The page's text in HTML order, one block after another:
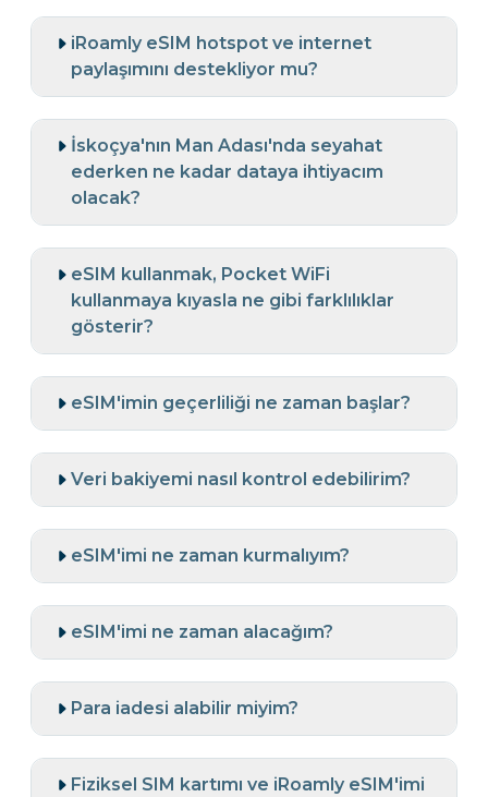
iRoamly eSIM hotspot ve internet
paylaşımını destekliyor mu?
İskoçya'nın Man Adası'nda seyahat
ederken ne kadar dataya ihtiyacım
olacak?
eSIM kullanmak, Pocket WiFi
kullanmaya kıyasla ne gibi farklılıklar
gösterir?
eSIM'imin geçerliliği ne zaman başlar?
Veri bakiyemi nasıl kontrol edebilirim?
eSIM'imi ne zaman kurmalıyım?
eSIM'imi ne zaman alacağım?
Para iadesi alabilir miyim?
Fiziksel SIM kartımı ve iRoamly eSIM'imi